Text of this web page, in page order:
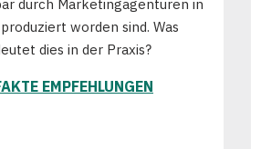
durch Marketingagenturen in
worden sind. Was
dies in der Praxis?
EMPFEHLUNGEN